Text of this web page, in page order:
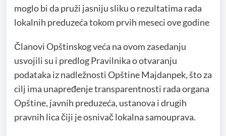
moglo bi da pruži jasniju sliku o rezultatima rada
lokalnih preduzeća tokom prvih meseci ove godine
Članovi Opštinskog veća na ovom zasedanju
usvojili su i predlog Pravilnika o otvaranju
podataka iz nadležnosti Opštine Majdanpek, što za
cilj ima unapređenje transparentnosti rada organa
Opštine, javnih preduzeća, ustanova i drugih
pravnih lica čiji je osnivač lokalna samouprava.